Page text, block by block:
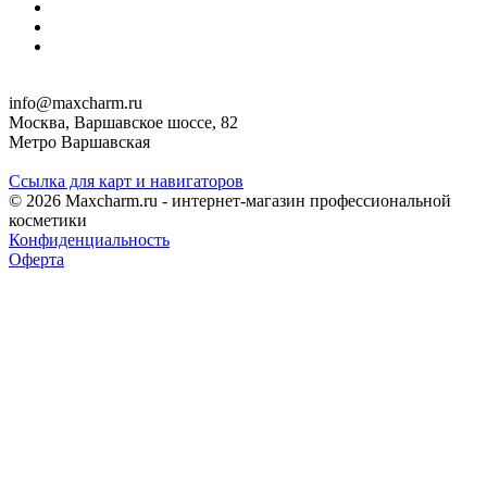
info@maxcharm.ru
Москва, Варшавское шоссе, 82
Метро Варшавская
Ссылка для карт и навигаторов
© 2026 Maxcharm.ru - интернет-магазин профессиональной
косметики
Конфиденциальность
Оферта